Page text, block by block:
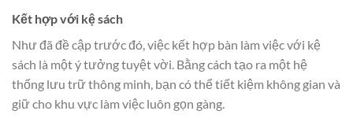
Kết hợp với kệ sách
Như đã đề cập trước đó, việc kết hợp bàn làm việc với kệ
sách là một ý tưởng tuyệt vời. Bằng cách tạo ra một hệ
thống lưu trữ thông minh, bạn có thể tiết kiệm không gian và
giữ cho khu vực làm việc luôn gọn gàng.